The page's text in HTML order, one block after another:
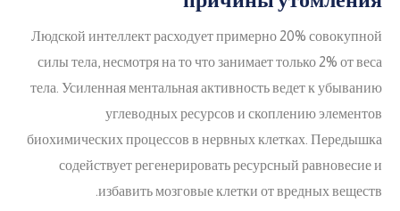
Людской интеллект расходует примерно 20% совокупной
силы тела, несмотря на то что занимает только 2% от веса
тела. Усиленная ментальная активность ведет к убыванию
углеводных ресурсов и скоплению элементов
биохимических процессов в нервных клетках. Передышка
содействует регенерировать ресурсный равновесие и
избавить мозговые клетки от вредных веществ.